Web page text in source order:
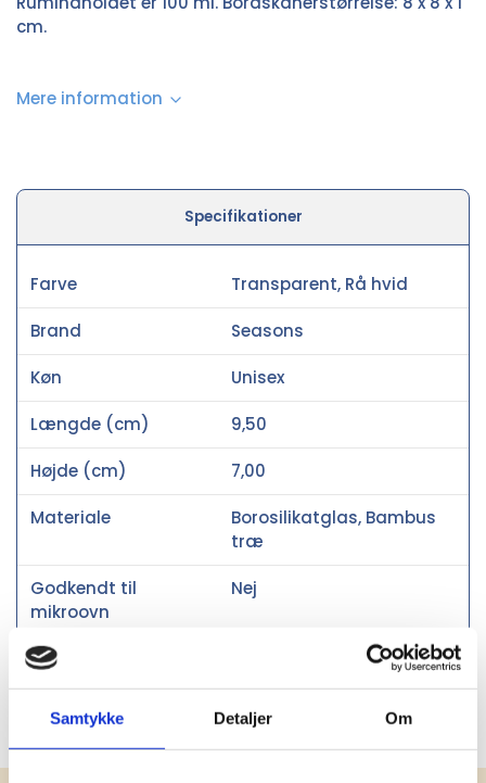
Samtykke Detaljer Om
cm.
Mere information
Specifikationer
Farve Transparent, Rå hvid
Brand Seasons
Køn Unisex
Længde (cm) 9,50
Højde (cm) 7,00
Materiale
Borosilikatglas, Bambus
træ
Godkendt til
mikroovn
Nej
Social audit